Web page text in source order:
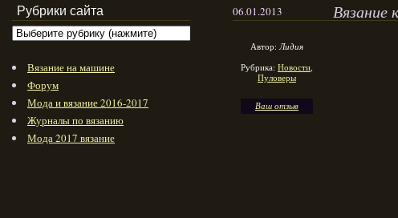
06.01.2013 Вязание
Автор:Лидия
Рубрика: Новости,
Пуловеры
Ваш отзыв
Рубрики сайта
Вязание на машине
Форум
Мода и вязание 2016-2017
Журналы по вязанию
Мода 2017 вязание